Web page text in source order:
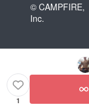
© CAMPFIRE,
Inc.
1